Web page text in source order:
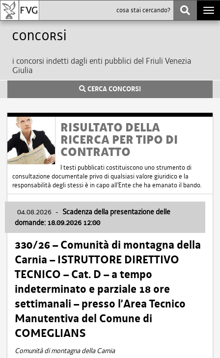
Concorsi
i concorsi indetti dagli enti pubblici del Friuli Venezia
Giulia
CERCA CONCORSI
RISULTATO DELLA
RICERCA PER TIPO DI
CONTRATTO
I testi pubblicati costituiscono uno strumento di
consultazione documentale privo di qualsiasi valore giuridico e la
responsabilità degli stessi è in capo all'Ente che ha emanato il bando.
04.08.2026 - Scadenza della presentazione delle
domande: 18.09.2026 12:00
330/26 – Comunità di montagna della
Carnia – ISTRUTTORE DIRETTIVO
TECNICO – Cat. D – a tempo
indeterminato e parziale 18 ore
settimanali – presso l’Area Tecnico
Manutentiva del Comune di
COMEGLIANS
Comunità di montagna della Carnia